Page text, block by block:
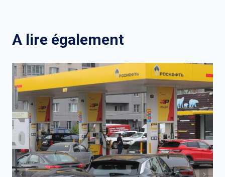
A lire également